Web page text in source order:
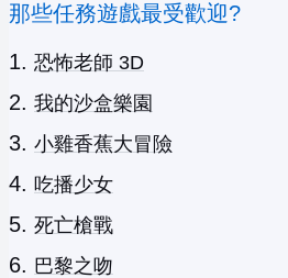
那些任務遊戲最受歡迎?
恐怖老師 3D
我的沙盒樂園
小雞香蕉大冒險
吃播少女
死亡槍戰
巴黎之吻